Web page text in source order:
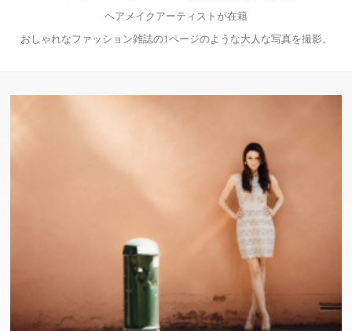
ヘアメイクアーティストが在籍
おしゃれなファッション雑誌の1ページのような大人な写真を撮影。